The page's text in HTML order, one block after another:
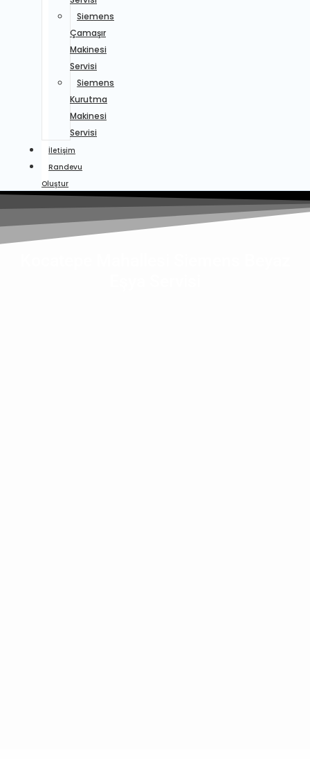
Siemens
Çamaşır
Makinesi
Servisi
Siemens
Kurutma
Makinesi
Servisi
İletişim
Randevu
Oluştur